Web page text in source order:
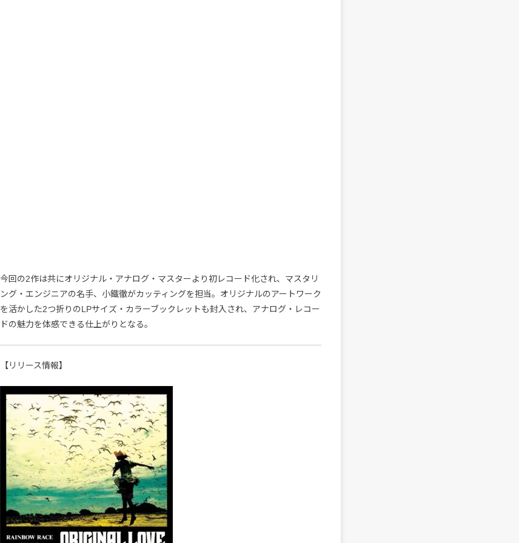
今回の2作は共にオリジナル・アナログ・マスターより初レコード化され、マスタリ
ング・エンジニアの名手、小鐵徹がカッティングを担当。オリジナルのアートワーク
を活かした2つ折りのLPサイズ・カラーブックレットも封入され、アナログ・レコー
ドの魅力を体感できる仕上がりとなる。
【リリース情報】